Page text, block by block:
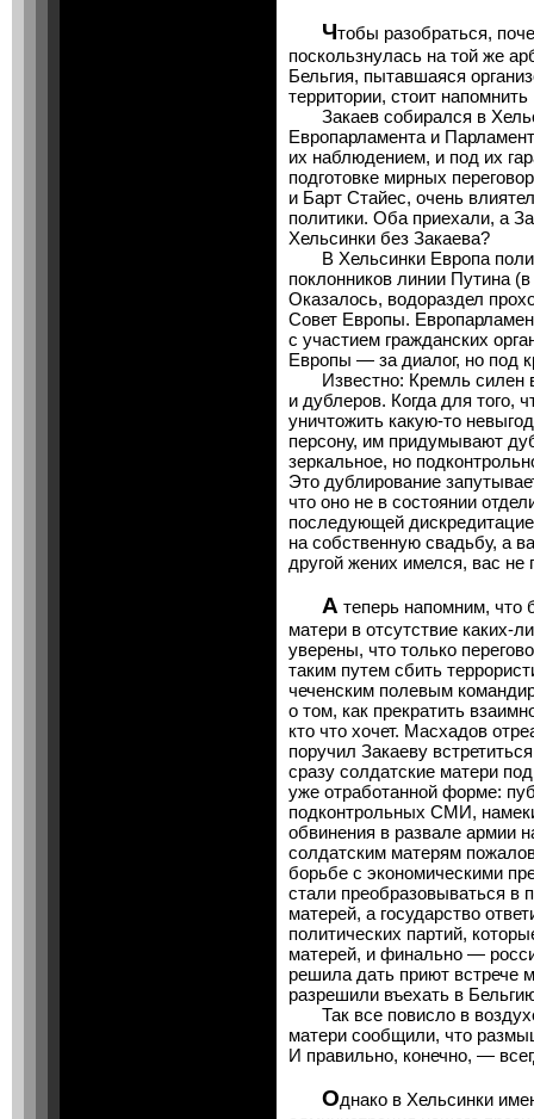
Чтобы разобраться,
поскользнулась на той же
Бельгия, пытавшаяся
территории, стоит
Закаев собирался в
Европарламента и
их наблюдением, и под их
подготовке мирных
и Барт Стайес, очень
политики. Оба приехали, а
Хельсинки без Закаева?
В Хельсинки Европа
поклонников линии Путина
Оказалось, водораздел
Совет Европы.
с участием гражданских
Европы — за диалог, но под
Известно: Кремль силен в
и дублеров. Когда для того,
уничтожить какую-то
персону, им придумывают
зеркальное, но
Это дублирование
что оно не в состоянии
последующей
на собственную свадьбу, а
другой жених имелся, вас
А теперь напомним, что
матери в отсутствие каких-
уверены, что только
таким путем сбить
чеченским полевым
о том, как прекратить
кто что хочет. Масхадов
поручил Закаеву
сразу солдатские матери
уже отработанной форме:
подконтрольных СМИ,
обвинения в развале армии
солдатским матерям
борьбе с экономическими
стали преобразовываться в
матерей, а государство
политических партий,
матерей, и финально —
решила дать приют встрече
разрешили въехать в
Так все повисло в
матери сообщили, что
И правильно, конечно, —
Однако в Хельсинки